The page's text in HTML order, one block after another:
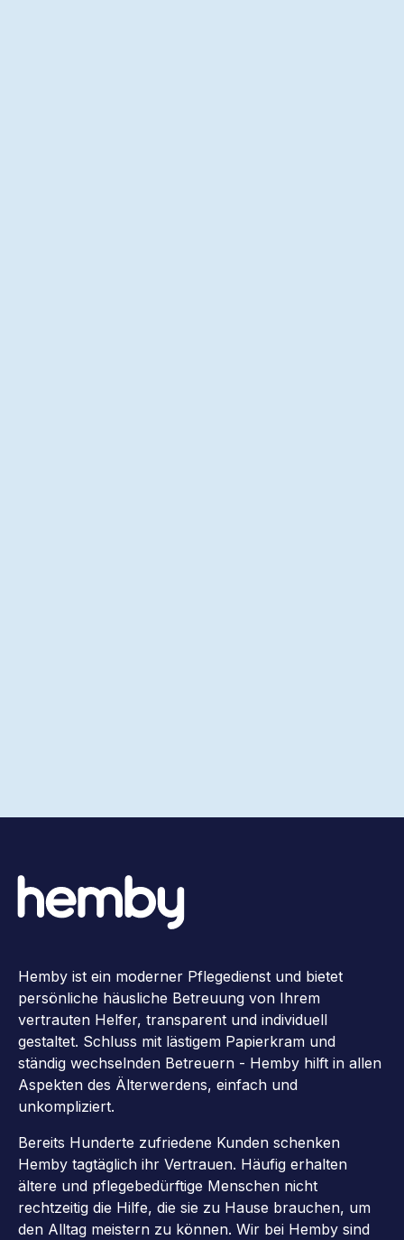
Hemby ist ein moderner Pflegedienst und bietet
persönliche häusliche Betreuung von Ihrem
vertrauten Helfer, transparent und individuell
gestaltet. Schluss mit lästigem Papierkram und
ständig wechselnden Betreuern - Hemby hilft in allen
Aspekten des Älterwerdens, einfach und
unkompliziert.
Bereits Hunderte zufriedene Kunden schenken
Hemby tagtäglich ihr Vertrauen. Häufig erhalten
ältere und pflegebedürftige Menschen nicht
rechtzeitig die Hilfe, die sie zu Hause brauchen, um
den Alltag meistern zu können. Wir bei Hemby sind